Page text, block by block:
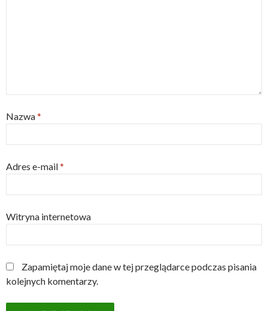
Nazwa*
Adres e-mail*
Witryna internetowa
Zapamiętaj moje dane w tej przeglądarce podczas pisania
kolejnych komentarzy.